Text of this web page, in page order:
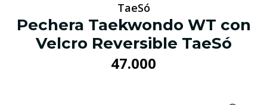
TaeSó
Pechera Taekwondo WT con
Velcro Reversible TaeSó
47.000